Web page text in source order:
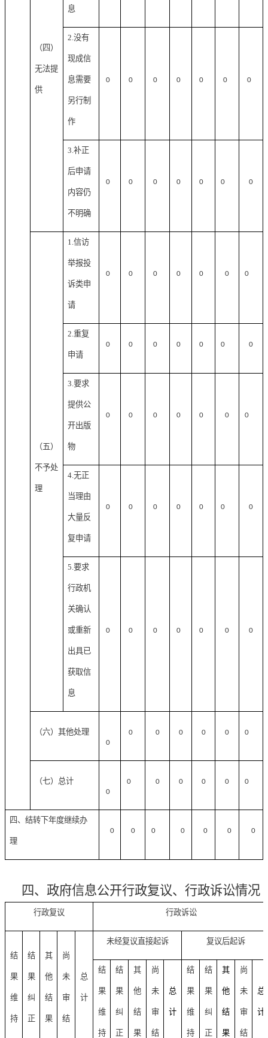
（四）
无法提
供
息
2.没有
现成信
息需要
另行制
作
0 0 0 0 0 0 0
3.补正
后申请
内容仍
不明确
0 0 0 0 0 0 0
（五）
不予处
理
1.信访
举报投
诉类申
请
0 0 0 0 0 0 0
2.重复
申请
0 0 0 0 0 0 0
3.要求
提供公
开出版
物
0 0 0 0 0 0 0
4.无正
当理由
大量反
复申请
0 0 0 0 0 0 0
5.要求
行政机
关确认
或重新
出具已
获取信
息
0 0 0 0 0 0 0
（六）其他处理
0
0 0 0 0 0 0
（七）总计
0
0 0 0 0 0 0
四、结转下年度继续办
理
0 0 0 0 0 0 0
四、政府信息公开行政复议、行政诉讼情况
行政复议 行政诉讼
结
果
维
持
结
果
纠
正
其
他
结
果
尚
未
审
结
总
计
未经复议直接起诉 复议后起诉
结
果
维
持
结
果
纠
正
其
他
结
果
尚
未
审
结
总
计
结
果
维
持
结
果
纠
正
其
他
结
果
尚
未
审
结
总
计